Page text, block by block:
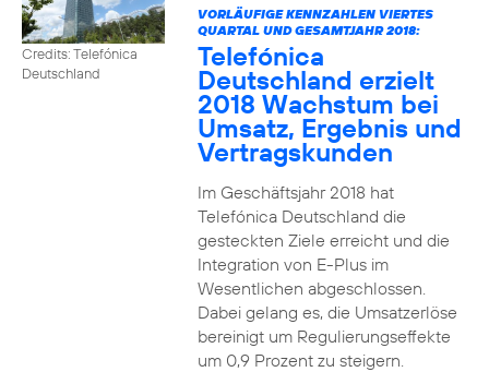
Credits: Telefónica
Deutschland
VORLÄUFIGE KENNZAHLEN VIERTES
QUARTAL UND GESAMTJAHR 2018:
Telefónica
Deutschland erzielt
2018 Wachstum bei
Umsatz, Ergebnis und
Vertragskunden
Im Geschäftsjahr 2018 hat
Telefónica Deutschland die
gesteckten Ziele erreicht und die
Integration von E-Plus im
Wesentlichen abgeschlossen.
Dabei gelang es, die Umsatzerlöse
bereinigt um Regulierungseffekte
um 0,9 Prozent zu steigern.